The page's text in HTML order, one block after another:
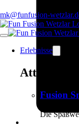
mk@funfusion-
Erlebnisse
Fusion
Die